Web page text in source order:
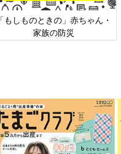
「もしものときの」赤ちゃん・
家族の防災